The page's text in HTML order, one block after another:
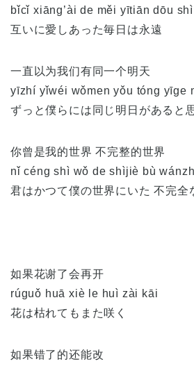
bǐcǐ xiāng’ài de měi yītiān dōu
互いに愛しあった毎日は永遠
一直以为我们有同一个明天
yīzhí yǐwéi wǒmen yǒu tóng yīge
ずっと僕らには同じ明日があると
你曾是我的世界 不完整的世界
nǐ céng shì wǒ de shìjiè bù
君はかつて僕の世界にいた 不完全
如果花谢了会再开
rúguǒ huā xiè le huì zài kāi
花は枯れてもまた咲く
如果错了的还能改